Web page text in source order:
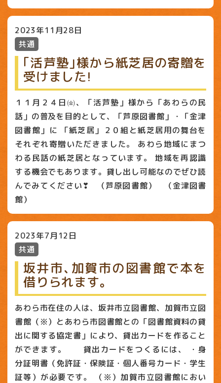
2023年11月28日
共通
｢活芦塾｣様から紙芝居の寄贈を
受けました!
１１月２４日㈮、「活芦塾」様から「あわらの民
話」の普及を目的として、「芦原図書館」・「金津
図書館」に 「紙芝居」２０組と紙芝居用の舞台を
それぞれ寄贈いただきました。 あわら地域にまつ
わる民話の紙芝居となっています。 地域を再認識
する機会でもあります。貸し出し可能なのでぜひ読
んでみてください❣ （芦原図書館） （金津図書
館）
2023年7月12日
共通
坂井市､加賀市の図書館で本を
借りられます｡
あわら市在住の人は、坂井市立図書館、加賀市立図
書館（※）とあわら市図書館との「図書館資料の貸
出に関する協定書」により、貸出カードを作ること
ができます。 貸出カードをつくるには、 ・身
分証明書（免許証・保険証・個人番号カード・学生
証等）が必要です。 （※）加賀市立図書館におい